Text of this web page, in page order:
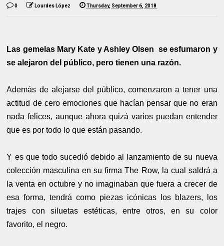
0 Lourdes López Thursday, September 6, 2018
Las gemelas Mary Kate y Ashley Olsen se esfumaron y
se alejaron del público, pero tienen una razón.
Además de alejarse del público, comenzaron a tener una
actitud de cero emociones que hacían pensar que no eran
nada felices, aunque ahora quizá varios puedan entender
que es por todo lo que están pasando.
Y es que todo sucedió debido al lanzamiento de su nueva
colección masculina en su firma The Row, la cual saldrá a
la venta en octubre y no imaginaban que fuera a crecer de
esa forma, tendrá como piezas icónicas los blazers, los
trajes con siluetas estéticas, entre otros, en su color
favorito, el negro.